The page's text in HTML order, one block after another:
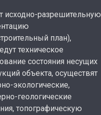
исходно-разрешительную
план),
техническое
состояния несущих
объекта, осуществят
экологические,
геологические
топографическую